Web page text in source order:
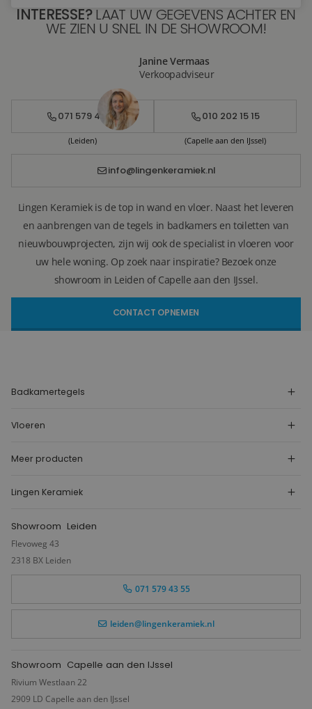
INTERESSE?LAAT UW GEGEVENS ACHTER EN
WE ZIEN U SNEL IN DE SHOWROOM!
Janine Vermaas
Verkoopadviseur
071 579 43 55
(Leiden)
010 202 15 15
(Capelle aan den IJssel)
info@lingenkeramiek.nl
Lingen Keramiek is de top in wand en vloer. Naast het leveren
en aanbrengen van de tegels in badkamers en toiletten van
nieuwbouwprojecten, zijn wij ook de specialist in vloeren voor
uw hele woning. Op zoek naar inspiratie? Bezoek onze
showroom in Leiden of Capelle aan den IJssel.
CONTACT OPNEMEN
Badkamertegels
Vloeren
Meer producten
Lingen Keramiek
Showroom Leiden
Flevoweg 43
2318 BX Leiden
071 579 43 55
leiden@lingenkeramiek.nl
Showroom Capelle aan den IJssel
Rivium Westlaan 22
2909 LD Capelle aan den IJssel